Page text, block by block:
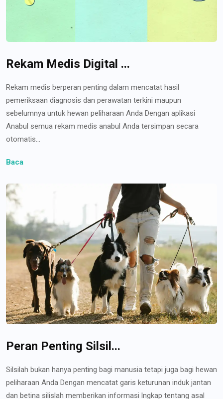
Rekam Medis Digital ...
Rekam medis berperan penting dalam mencatat hasil
pemeriksaan diagnosis dan perawatan terkini maupun
sebelumnya untuk hewan peliharaan Anda Dengan aplikasi
Anabul semua rekam medis anabul Anda tersimpan secara
otomatis...
Baca
Peran Penting Silsil...
Silsilah bukan hanya penting bagi manusia tetapi juga bagi hewan
peliharaan Anda Dengan mencatat garis keturunan induk jantan
dan betina silislah memberikan informasi lngkap tentang asal